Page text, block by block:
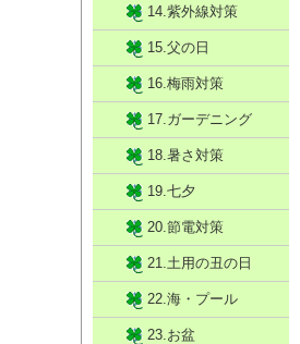
14.紫外線対策
15.父の日
16.梅雨対策
17.ガーデニング
18.暑さ対策
19.七夕
20.節電対策
21.土用の丑の日
22.海・プール
23.お盆